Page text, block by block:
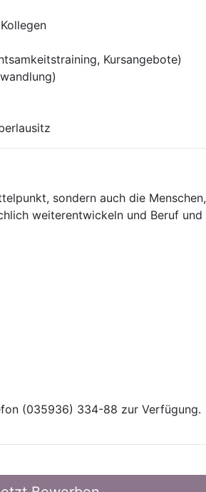
Kursangebote)
sondern auch die
weiterentwickeln und Beruf
(035936) 334-88 zur Verfügung.